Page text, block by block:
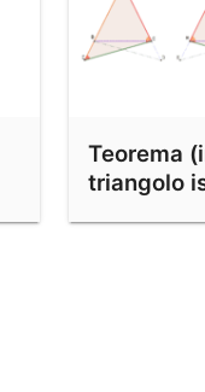
Teorema
triangolo